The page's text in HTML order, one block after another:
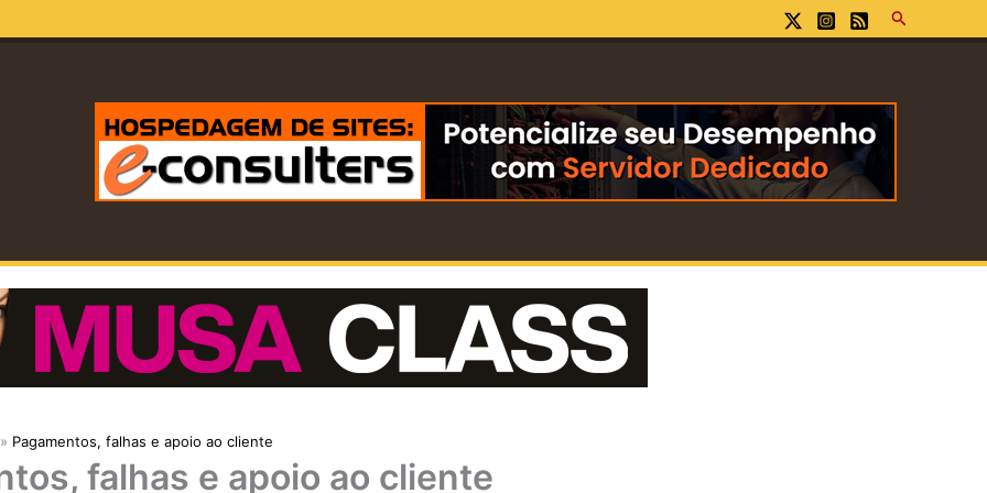
Pesquisar
Pagamentos, falhas e apoio ao cliente
falhas e apoio ao cliente